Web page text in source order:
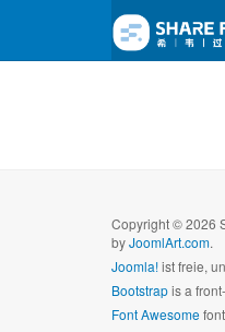
Copyright © 2026
byJoomlArt.com.
Joomla!ist freie,
Bootstrapis a
Font Awesome